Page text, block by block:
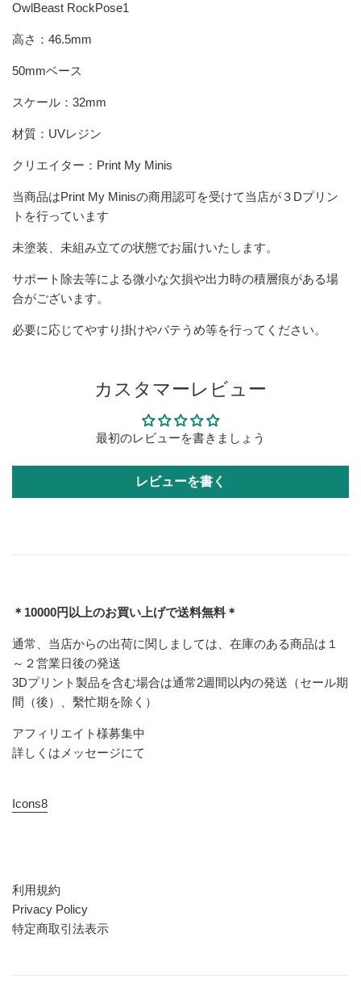
OwlBeast RockPose1
高さ：46.5mm
50mmベース
スケール：32mm
材質：UVレジン
クリエイター：Print My Minis
当商品はPrint My Minisの商用認可を受けて当店が３Dプリン
トを行っています
未塗装、未組み立ての状態でお届けいたします。
サポート除去等による微小な欠損や出力時の積層痕がある場
合がございます。
必要に応じてやすり掛けやパテうめ等を行ってください。
カスタマーレビュー
最初のレビューを書きましょう
レビューを書く
＊10000円以上のお買い上げで送料無料＊
通常、当店からの出荷に関しましては、在庫のある商品は１
～２営業日後の発送
3Dプリント製品を含む場合は通常2週間以内の発送（セール期
間（後）、繫忙期を除く）
アフィリエイト様募集中
詳しくはメッセージにて
Icons8
利用規約
Privacy Policy
特定商取引法表示